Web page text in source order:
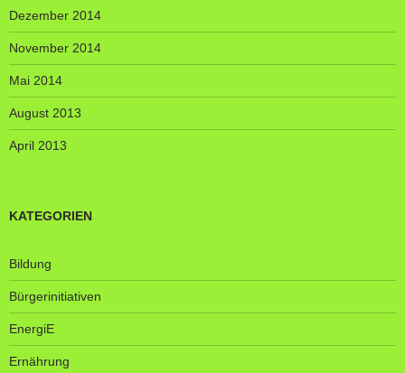
Dezember 2014
November 2014
Mai 2014
August 2013
April 2013
KATEGORIEN
Bildung
Bürgerinitiativen
EnergiE
Ernährung